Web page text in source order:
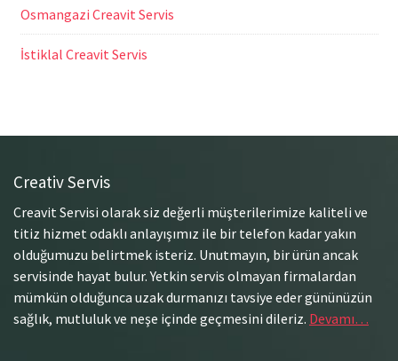
Osmangazi Creavit Servis
İstiklal Creavit Servis
Creativ Servis
Creavit Servisi olarak siz değerli müşterilerimize kaliteli ve
titiz hizmet odaklı anlayışımız ile bir telefon kadar yakın
olduğumuzu belirtmek isteriz. Unutmayın, bir ürün ancak
servisinde hayat bulur. Yetkin servis olmayan firmalardan
mümkün olduğunca uzak durmanızı tavsiye eder gününüzün
sağlık, mutluluk ve neşe içinde geçmesini dileriz. Devamı…